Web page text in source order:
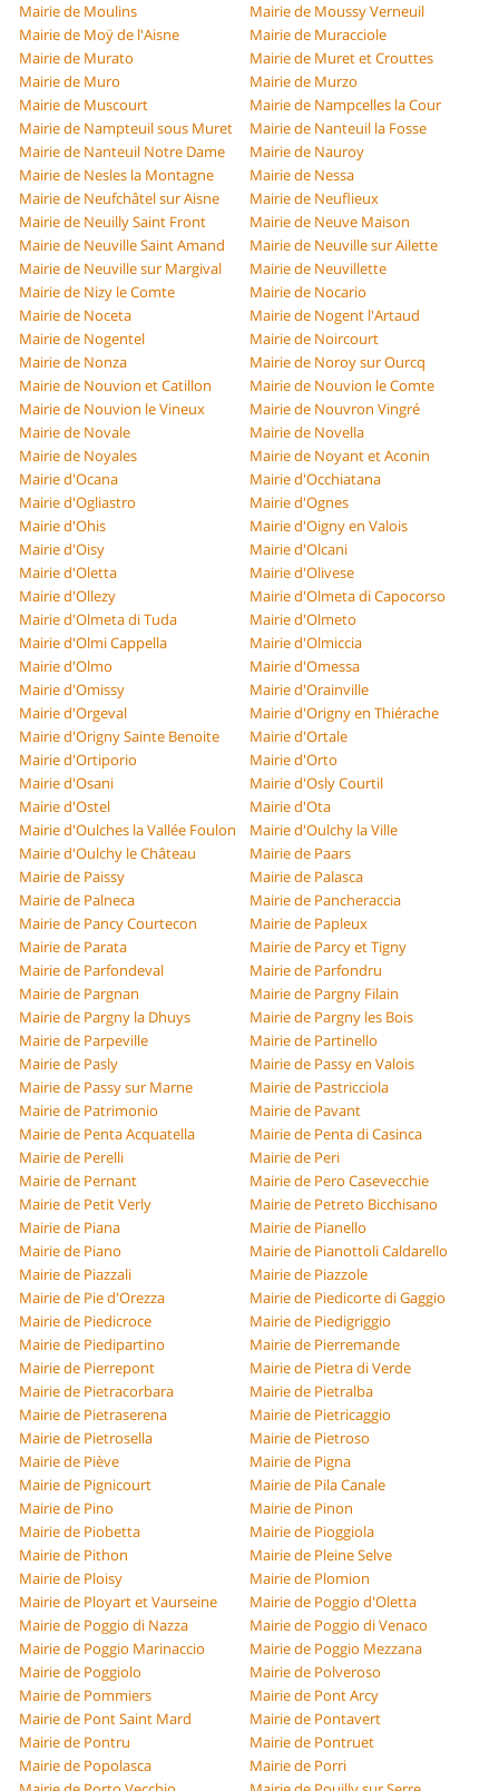
Mairie de Moulins
Mairie de Moussy Verneuil
Mairie de Moÿ de l'Aisne
Mairie de Muracciole
Mairie de Murato
Mairie de Muret et Crouttes
Mairie de Muro
Mairie de Murzo
Mairie de Muscourt
Mairie de Nampcelles la Cour
Mairie de Nampteuil sous Muret
Mairie de Nanteuil la Fosse
Mairie de Nanteuil Notre Dame
Mairie de Nauroy
Mairie de Nesles la Montagne
Mairie de Nessa
Mairie de Neufchâtel sur Aisne
Mairie de Neuflieux
Mairie de Neuilly Saint Front
Mairie de Neuve Maison
Mairie de Neuville Saint Amand
Mairie de Neuville sur Ailette
Mairie de Neuville sur Margival
Mairie de Neuvillette
Mairie de Nizy le Comte
Mairie de Nocario
Mairie de Noceta
Mairie de Nogent l'Artaud
Mairie de Nogentel
Mairie de Noircourt
Mairie de Nonza
Mairie de Noroy sur Ourcq
Mairie de Nouvion et Catillon
Mairie de Nouvion le Comte
Mairie de Nouvion le Vineux
Mairie de Nouvron Vingré
Mairie de Novale
Mairie de Novella
Mairie de Noyales
Mairie de Noyant et Aconin
Mairie d'Ocana
Mairie d'Occhiatana
Mairie d'Ogliastro
Mairie d'Ognes
Mairie d'Ohis
Mairie d'Oigny en Valois
Mairie d'Oisy
Mairie d'Olcani
Mairie d'Oletta
Mairie d'Olivese
Mairie d'Ollezy
Mairie d'Olmeta di Capocorso
Mairie d'Olmeta di Tuda
Mairie d'Olmeto
Mairie d'Olmi Cappella
Mairie d'Olmiccia
Mairie d'Olmo
Mairie d'Omessa
Mairie d'Omissy
Mairie d'Orainville
Mairie d'Orgeval
Mairie d'Origny en Thiérache
Mairie d'Origny Sainte Benoite
Mairie d'Ortale
Mairie d'Ortiporio
Mairie d'Orto
Mairie d'Osani
Mairie d'Osly Courtil
Mairie d'Ostel
Mairie d'Ota
Mairie d'Oulches la Vallée Foulon
Mairie d'Oulchy la Ville
Mairie d'Oulchy le Château
Mairie de Paars
Mairie de Paissy
Mairie de Palasca
Mairie de Palneca
Mairie de Pancheraccia
Mairie de Pancy Courtecon
Mairie de Papleux
Mairie de Parata
Mairie de Parcy et Tigny
Mairie de Parfondeval
Mairie de Parfondru
Mairie de Pargnan
Mairie de Pargny Filain
Mairie de Pargny la Dhuys
Mairie de Pargny les Bois
Mairie de Parpeville
Mairie de Partinello
Mairie de Pasly
Mairie de Passy en Valois
Mairie de Passy sur Marne
Mairie de Pastricciola
Mairie de Patrimonio
Mairie de Pavant
Mairie de Penta Acquatella
Mairie de Penta di Casinca
Mairie de Perelli
Mairie de Peri
Mairie de Pernant
Mairie de Pero Casevecchie
Mairie de Petit Verly
Mairie de Petreto Bicchisano
Mairie de Piana
Mairie de Pianello
Mairie de Piano
Mairie de Pianottoli Caldarello
Mairie de Piazzali
Mairie de Piazzole
Mairie de Pie d'Orezza
Mairie de Piedicorte di Gaggio
Mairie de Piedicroce
Mairie de Piedigriggio
Mairie de Piedipartino
Mairie de Pierremande
Mairie de Pierrepont
Mairie de Pietra di Verde
Mairie de Pietracorbara
Mairie de Pietralba
Mairie de Pietraserena
Mairie de Pietricaggio
Mairie de Pietrosella
Mairie de Pietroso
Mairie de Piève
Mairie de Pigna
Mairie de Pignicourt
Mairie de Pila Canale
Mairie de Pino
Mairie de Pinon
Mairie de Piobetta
Mairie de Pioggiola
Mairie de Pithon
Mairie de Pleine Selve
Mairie de Ploisy
Mairie de Plomion
Mairie de Ployart et Vaurseine
Mairie de Poggio d'Oletta
Mairie de Poggio di Nazza
Mairie de Poggio di Venaco
Mairie de Poggio Marinaccio
Mairie de Poggio Mezzana
Mairie de Poggiolo
Mairie de Polveroso
Mairie de Pommiers
Mairie de Pont Arcy
Mairie de Pont Saint Mard
Mairie de Pontavert
Mairie de Pontru
Mairie de Pontruet
Mairie de Popolasca
Mairie de Porri